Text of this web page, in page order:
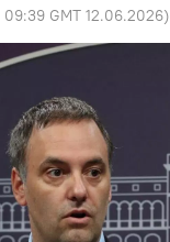
09:39 GMT 12.06.2026)